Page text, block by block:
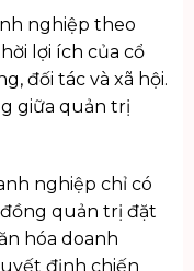
nghiệp theo
lợi ích của cổ
đối tác và xã hội.
giữa quản trị
nghiệp chỉ có
quản trị đặt
hóa doanh
định chiến